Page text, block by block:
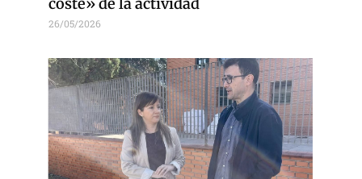
coste» de la actividad
26/05/2026